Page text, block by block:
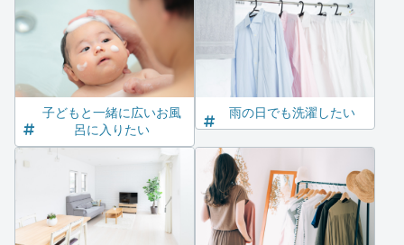
子どもと一緒に広いお風
呂に入りたい
雨の日でも洗濯したい